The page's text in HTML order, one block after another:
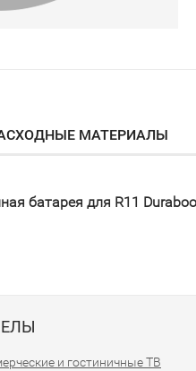
МАТЕРИАЛЫ
батарея для R11
и гостиничные ТВ